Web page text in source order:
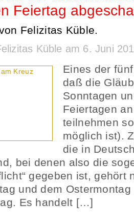
Feiertag
Felizitas Küble.
Küble am 6. Juni
Eines der
daß die
Sonntagen
Feiertagen
teilnehmen
möglich ist).
die in
bei denen also die
gegeben ist, gehört
und dem
Es handelt […]